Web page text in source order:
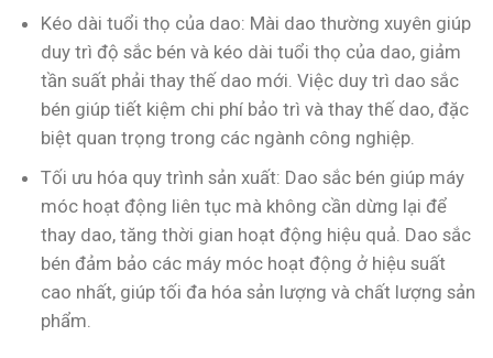
Kéo dài tuổi thọ của dao: Mài dao thường xuyên giúp
duy trì độ sắc bén và kéo dài tuổi thọ của dao, giảm
tần suất phải thay thế dao mới. Việc duy trì dao sắc
bén giúp tiết kiệm chi phí bảo trì và thay thế dao, đặc
biệt quan trọng trong các ngành công nghiệp.
Tối ưu hóa quy trình sản xuất: Dao sắc bén giúp máy
móc hoạt động liên tục mà không cần dừng lại để
thay dao, tăng thời gian hoạt động hiệu quả. Dao sắc
bén đảm bảo các máy móc hoạt động ở hiệu suất
cao nhất, giúp tối đa hóa sản lượng và chất lượng sản
phẩm.